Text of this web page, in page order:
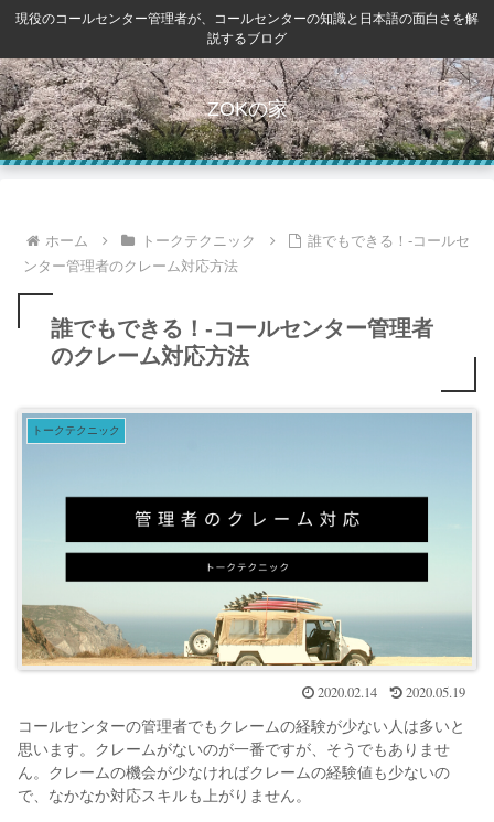
現役のコールセンター管理者が、コールセンターの知識と日本語の面白さを解
説するブログ
ZOKの家
ホーム トークテクニック
誰でもできる！-コールセ
ンター管理者のクレーム対応方法
誰でもできる！-コールセンター管理者
のクレーム対応方法
トークテクニック
2020.02.14 2020.05.19
コールセンターの管理者でもクレームの経験が少ない人は多いと
思います。クレームがないのが一番ですが、そうでもありませ
ん。クレームの機会が少なければクレームの経験値も少ないの
で、なかなか対応スキルも上がりません。